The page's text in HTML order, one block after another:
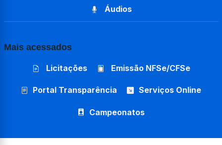
Áudios
Mais acessados
Licitações Emissão NFSe/CFSe
Portal Transparência Serviços Online
Campeonatos